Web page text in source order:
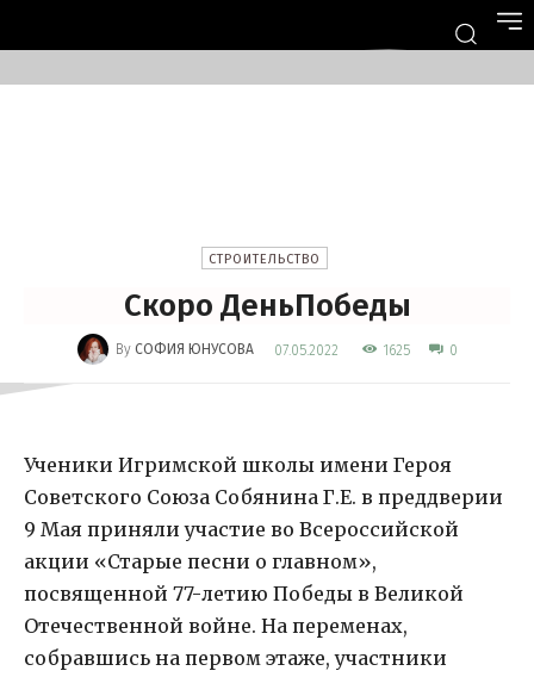
СТРОИТЕЛЬСТВО
Скоро ДеньПобеды
By СОФИЯ ЮНУСОВА 07.05.2022 1625 0
Ученики Игримской школы имени Героя
Советского Союза Собянина Г.Е. в преддверии
9 Мая приняли участие во Всероссийской
акции «Старые песни о главном»,
посвященной 77-летию Победы в Великой
Отечественной войне. На переменах,
собравшись на первом этаже, участники